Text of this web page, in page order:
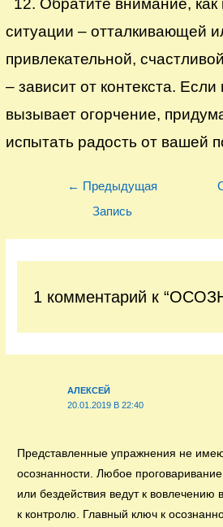
12. Обратите внимание, как
ситуации – отталкивающей
привлекательной,
– зависит от контекста.
вызывает огорчение,
испытать радость от вашей
Навигация
← Предыдущая
Запись
1 комментарий к
АЛЕКСЕЙ
20.01.2019 В 22:40
Представленные упражнения не
осознанности. Любое
или бездействия ведут к вовлечению
к контролю. Главный ключ к